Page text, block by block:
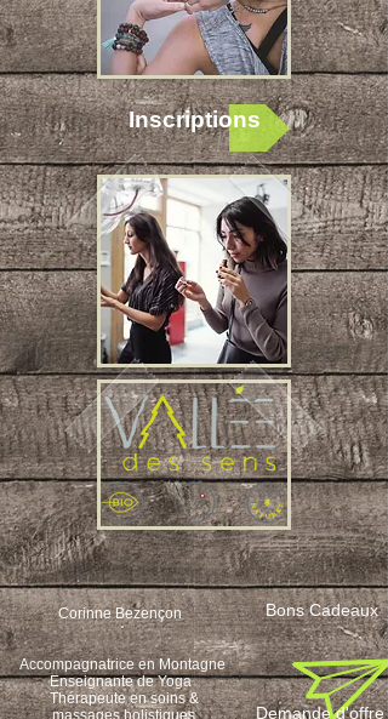
Inscriptions
Corinne Bezençon
Accompagnatrice en Montagne
Enseignante de Yoga
Thérapeute en soins &
massages holistiques
Bons Cadeaux
Demande d'offre